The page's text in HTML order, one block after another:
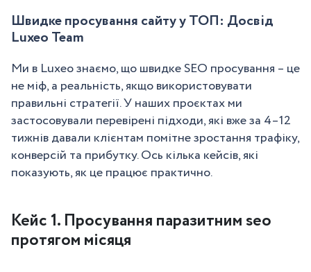
Швидке просування сайту у ТОП: Досвід
Luxeo Team
Ми в Luxeo знаємо, що швидке SEO просування – це
не міф, а реальність, якщо використовувати
правильні стратегії. У наших проєктах ми
застосовували перевірені підходи, які вже за 4–12
тижнів давали клієнтам помітне зростання трафіку,
конверсій та прибутку. Ось кілька кейсів, які
показують, як це працює практично.
Кейс 1. Просування паразитним seo
протягом місяця